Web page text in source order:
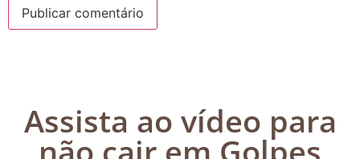
Assista ao vídeo para